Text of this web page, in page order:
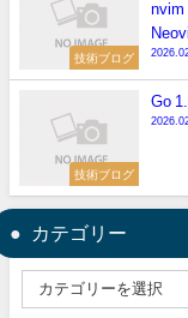
技術ブログ
nvim
技術ブログ
Go
カテゴリー